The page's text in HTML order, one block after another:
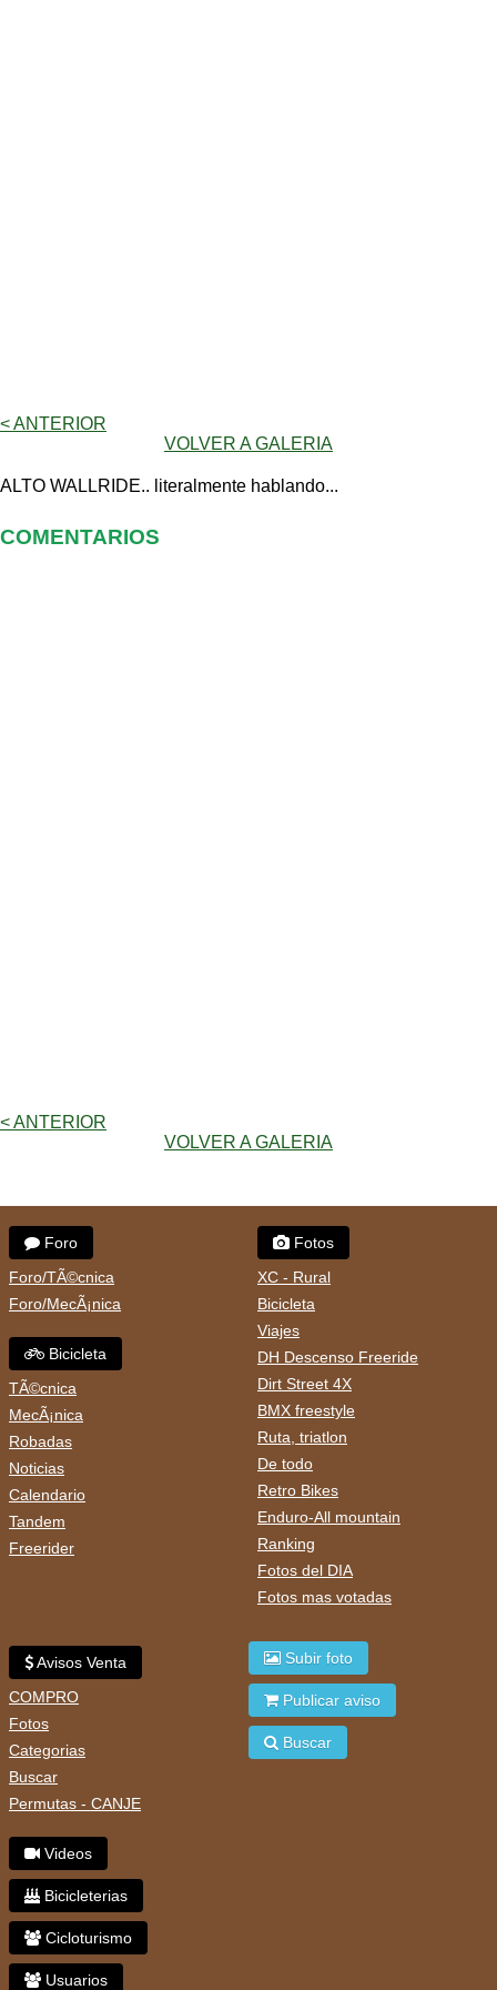
< ANTERIOR
VOLVER A GALERIA
ALTO WALLRIDE.. literalmente hablando...
COMENTARIOS
< ANTERIOR
VOLVER A GALERIA
Foro
Foro/TÃ©cnica
Foro/MecÃ¡nica
Bicicleta
TÃ©cnica
MecÃ¡nica
Robadas
Noticias
Calendario
Tandem
Freerider
Fotos
XC - Rural
Bicicleta
Viajes
DH Descenso Freeride
Dirt Street 4X
BMX freestyle
Ruta, triatlon
De todo
Retro Bikes
Enduro-All mountain
Ranking
Fotos del DIA
Fotos mas votadas
Avisos Venta
COMPRO
Fotos
Categorias
Buscar
Permutas - CANJE
Videos
Bicicleterias
Cicloturismo
Usuarios
Subir foto
Publicar aviso
Buscar